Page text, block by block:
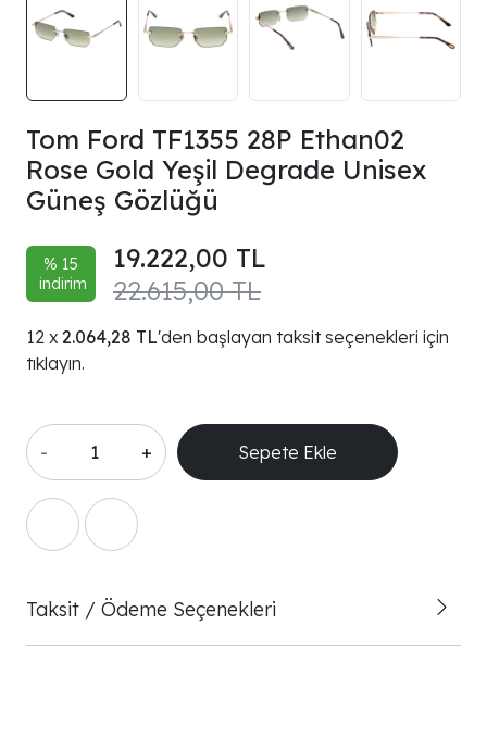
Tom Ford TF1355 28P Ethan02
Rose Gold Yeşil Degrade Unisex
Güneş Gözlüğü
% 15
indirim
22.615,00 TL
19.222,00 TL
2.064,28 TL'den başlayan taksit seçenekleri için
tıklayın.
- + Sepete Ekle
Taksit / Ödeme Seçenekleri